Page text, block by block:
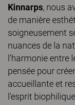
Kinnarps, nous
de manière
soigneusement
nuances de la
l'harmonie entre
pensée pour
accueillante et
l'esprit